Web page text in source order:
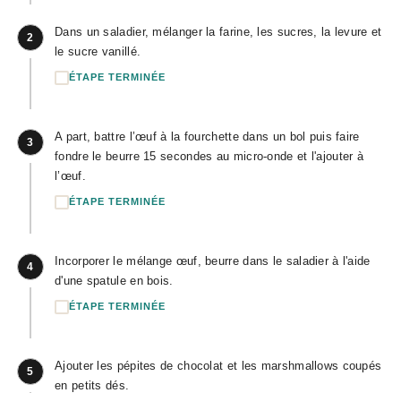
2
Dans un saladier, mélanger la farine, les sucres, la levure et
le sucre vanillé.
ÉTAPE TERMINÉE
3
A part, battre l’œuf à la fourchette dans un bol puis faire
fondre le beurre 15 secondes au micro-onde et l'ajouter à
l’œuf.
ÉTAPE TERMINÉE
4
Incorporer le mélange œuf, beurre dans le saladier à l'aide
d'une spatule en bois.
ÉTAPE TERMINÉE
5
Ajouter les pépites de chocolat et les marshmallows coupés
en petits dés.